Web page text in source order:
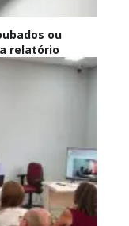
ou
relatório